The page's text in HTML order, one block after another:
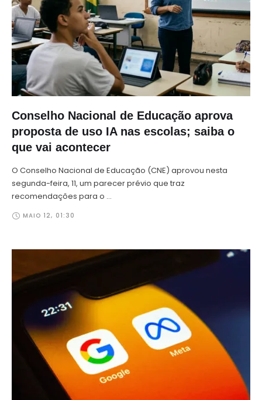
Conselho Nacional de Educação aprova
proposta de uso IA nas escolas; saiba o
que vai acontecer
O Conselho Nacional de Educação (CNE) aprovou nesta
segunda-feira, 11, um parecer prévio que traz
recomendações para o …
MAIO 12, 01:30